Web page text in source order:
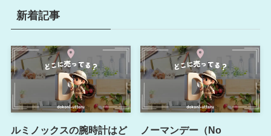
新着記事
ルミノックスの腕時計はど
ノーマンデー（No